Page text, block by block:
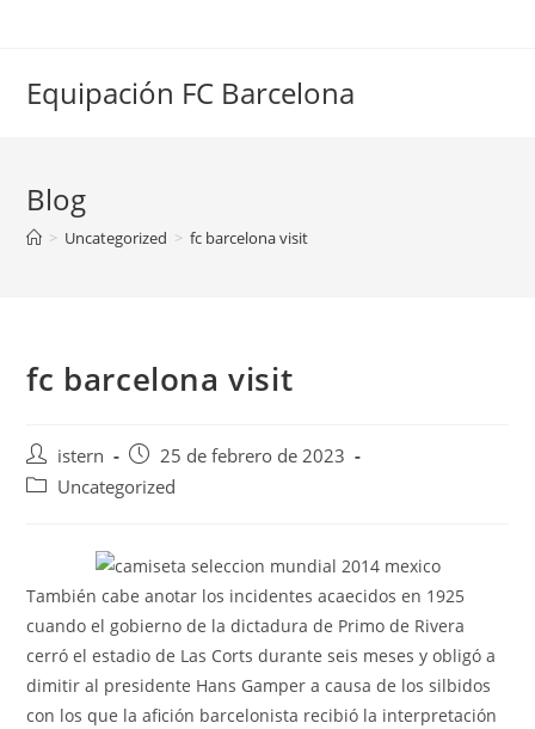
Equipación FC Barcelona
Blog
> Uncategorized > fc barcelona visit
fc barcelona visit
Autor
de
istern
Publicación
de
25 de febrero de 2023
Categoría
Uncategorized
También cabe anotar los incidentes acaecidos en 1925
cuando el gobierno de la dictadura de Primo de Rivera
cerró el estadio de Las Corts durante seis meses y obligó a
dimitir al presidente Hans Gamper a causa de los silbidos
con los que la afición barcelonista recibió la interpretación